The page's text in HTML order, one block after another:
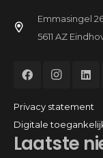
Laatste
Emmasingel
5611 AZ
Privacy statement
Digitale